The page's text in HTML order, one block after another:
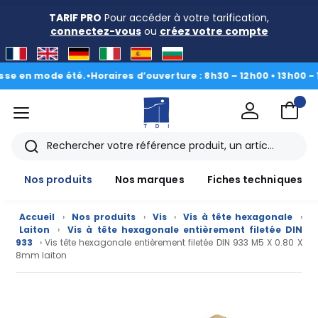
TARIF PRO Pour accéder à votre tarification,
connectez-vousou créez votre compte
mode été.•Horaires d’ouverture : 8h30 – 12h00 • 13h00 - 16h30 |
menu
Rechercher
Nos produits
Nos marques Fiches techniques
Accueil › Nos produits › Vis › Vis à tête hexagonale
›
Laiton
›
Vis à tête hexagonale entièrement filetée DIN
933
› Vis tête hexagonale entièrement filetée DIN 933 M5 X 0.80 X
8mm laiton